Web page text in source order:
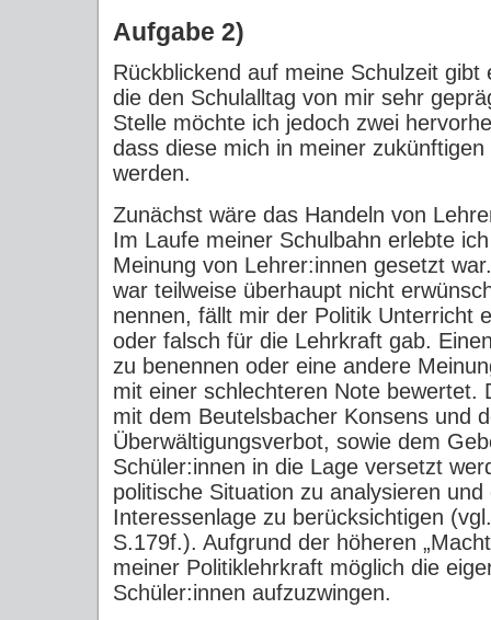
Aufgabe 2)
Rückblickend auf meine Schulzeit
die den Schulalltag von mir sehr
Stelle möchte ich jedoch zwei
dass diese mich in meiner
werden.
Zunächst wäre das Handeln von
Im Laufe meiner Schulbahn erlebte
Meinung von Lehrer:innen gesetzt
war teilweise überhaupt nicht
nennen, fällt mir der Politik Unterricht
oder falsch für die Lehrkraft gab.
zu benennen oder eine andere
mit einer schlechteren Note bewertet.
mit dem Beutelsbacher Konsens und
Überwältigungsverbot, sowie dem
Schüler:innen in die Lage versetzt
politische Situation zu analysieren und
Interessenlage zu berücksichtigen
S.179f.). Aufgrund der höheren
meiner Politiklehrkraft möglich die
Schüler:innen aufzuzwingen.